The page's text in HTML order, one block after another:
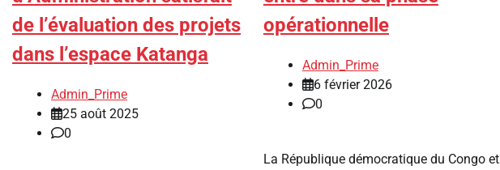
de l’évaluation des projets
dans l’espace Katanga
Admin_Prime
25 août 2025
0
opérationnelle
Admin_Prime
6 février 2026
0
La République démocratique du Congo et